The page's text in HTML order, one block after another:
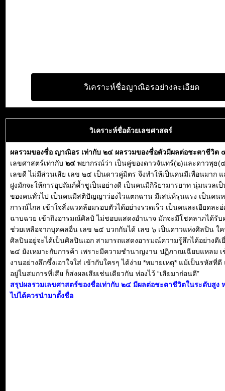
วิเคราะห์ชื่อญาณิอรอย่างละเอียด
วิเคราะห์ชื่อด้วยเลขศาสตร์
ผลรวมของชื่อ ญาณิอร เท่ากับ ๒๔ ผลรวมของชื่อตัวมีผลต่อชะตาชีวิต
เลขศาสตร์เท่ากับ ๒๔ พยากรณ์ว่า เป็นคู่ของดาวจันทร์(๒)และดาวพุธ(
เลขดี ไม่มีส่วนเสีย เลข ๒๔ เป็นดาวคู่มิตร จึงทำให้เป็นคนมีเพื่อนมาก แ
ฝูงมักจะให้การอุปถัมภ์ค้ำชูเป็นอย่างดี เป็นคนมีกิริยามารยาท นุ่มนวลเ
ของคนทั่วไป เป็นคนมีสติปัญญาว่องไวแตกฉาน มีเสน่ห์รุนแรง เป็นคน
การณ์ไกล เข้าใจสิ่งแวดล้อมรอบตัวได้อย่างรวดเร็ว เป็นคนละเอียดละ
ฉาบฉวย เข้าถึงอารมณ์ศิลป์ ไม่ชอบแสดงอำนาจ มักจะมีโชคลาภได้รับ
ช่วยเหลือจากบุคคลอื่น เลข ๒๔ บวกกันได้ เลข ๖ เป็นดาวแห่งศิลปิน ใ
ศิลปินอยู่จะได้เป็นศิลปินเอก สามารถแสดงอารมณ์ความรู้สึกได้อย่างดีเ
๒๔ ยังเหมาะกับการค้า เพราะมีความชำนาญงาน ปฏิภาณเฉียบแหลม เ
งานอย่างลึกซึ้งเอาใจใส่ เข้ากับใครๆ ได้ง่าย *หมายเหตุ* แม้เป็นรหัสที่ดี
อยู่ในสมการที่เสีย ก็ส่งผลเสียเช่นเดียวกัน ท่องไว้ “เสียมาก่อนดี”
สรุปผลรวมเลขศาสตร์ของชื่อเท่ากับ ๒๔ มีผลต่อชะตาชีวิตในระดับสูง
ไปได้ควรนำมาตั้งชื่อ